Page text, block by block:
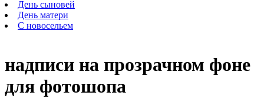
День сыновей
День матери
С новосельем
надписи на прозрачном фоне
для фотошопа